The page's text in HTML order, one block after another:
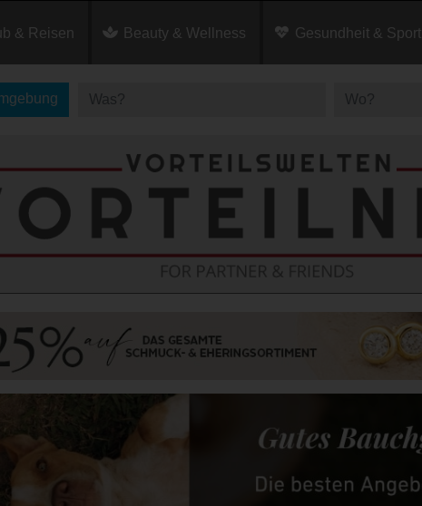
& Reisen Beauty & Wellness Gesundheit & Sport